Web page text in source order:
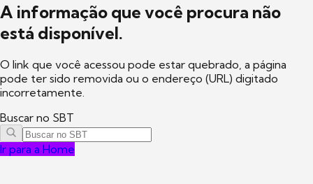
A informação que você procura não
está disponível.
O link que você acessou pode estar quebrado, a página
pode ter sido removida ou o endereço (URL) digitado
incorretamente.
Buscar no SBT
Ir para a Home